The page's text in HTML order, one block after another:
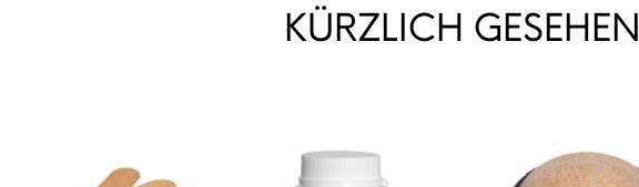
KÜRZLICH GESEHEN